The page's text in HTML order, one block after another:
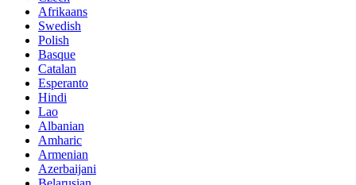
Afrikaans
Swedish
Polish
Basque
Catalan
Esperanto
Hindi
Lao
Albanian
Amharic
Armenian
Azerbaijani